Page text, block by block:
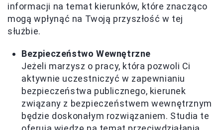
informacji na temat kierunków, które znacząco
mogą wpłynąć na Twoją przyszłość w tej
służbie.
Bezpieczeństwo Wewnętrzne
Jeżeli marzysz o pracy, która pozwoli Ci
aktywnie uczestniczyć w zapewnianiu
bezpieczeństwa publicznego, kierunek
związany z bezpieczeństwem wewnętrznym
będzie doskonałym rozwiązaniem. Studia te